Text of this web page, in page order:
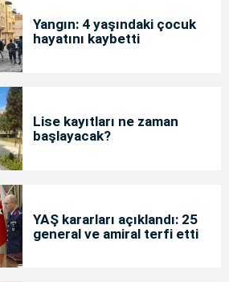
Yangın: 4 yaşındaki çocuk
hayatını kaybetti
Lise kayıtları ne zaman
başlayacak?
YAŞ kararları açıklandı: 25
general ve amiral terfi etti